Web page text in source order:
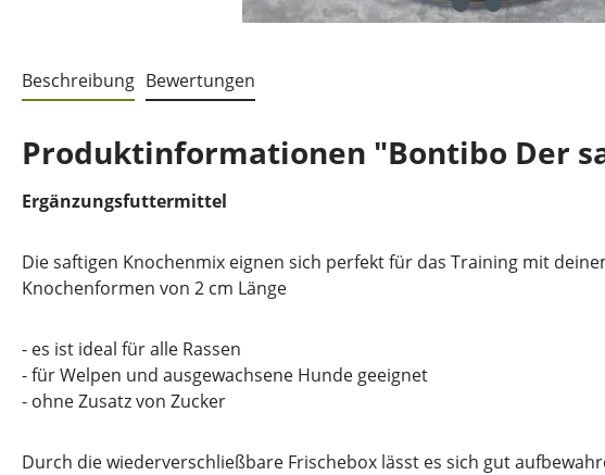
Beschreibung Bewertungen
Produktinformationen "Bontibo Der
Ergänzungsfuttermittel
Die saftigen Knochenmix eignen sich perfekt für das Training mit
Knochenformen von 2 cm Länge
- es ist ideal für alle Rassen
- für Welpen und ausgewachsene Hunde geeignet
- ohne Zusatz von Zucker
Durch die wiederverschließbare Frischebox lässt es sich gut